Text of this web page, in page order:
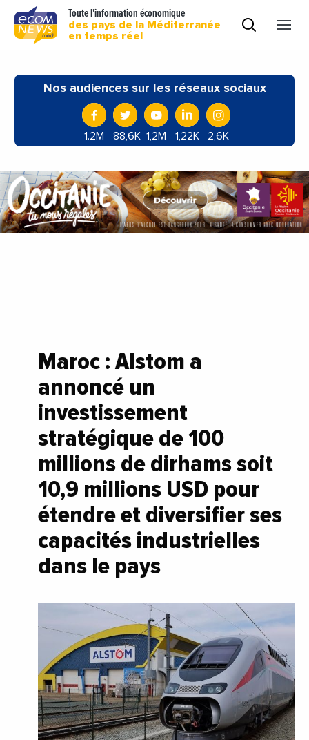
Toute l'information économique
des pays de la Méditerranée
en temps réel
Nos audiences sur les réseaux sociaux
1.2M 88,6K 1,2M 1,22K 2,6K
Maroc : Alstom a
annoncé un
investissement
stratégique de 100
millions de dirhams soit
10,9 millions USD pour
étendre et diversifier ses
capacités industrielles
dans le pays